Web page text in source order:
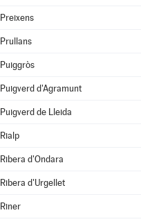
Preixens
Prullans
Puiggròs
Puigverd d'Agramunt
Puigverd de Lleida
Rialp
Ribera d'Ondara
Ribera d'Urgellet
Riner